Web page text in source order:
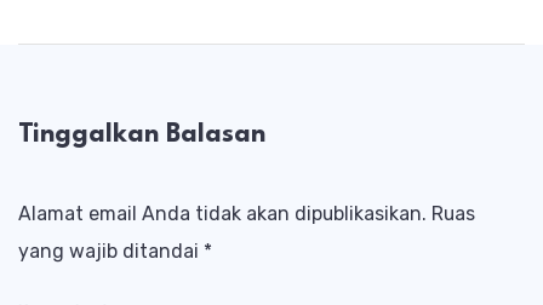
Tinggalkan Balasan
Alamat email Anda tidak akan dipublikasikan. Ruas
yang wajib ditandai *